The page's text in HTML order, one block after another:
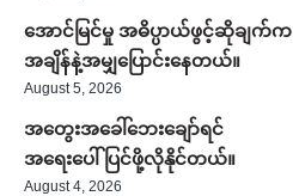
အောင်မြင်မှု အဓိပ္ပာယ်ဖွင့်ဆိုချက်က
အချိန်နဲ့အမျှပြောင်းနေတယ်။
August 5, 2026
အတွေးအခေါ်ဘေးချော်ရင်
အရေးပေါ်ပြင်ဖို့လိုနိုင်တယ်။
August 4, 2026